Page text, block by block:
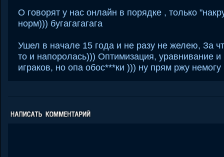
О говорят у нас онлайн в порядке , только
норм))) бугагагагага
Ушел в начале 15 года и не разу не желею, За
то и напоролась))) Оптимизация, уравнивание
играков, но опа обос***ки ))) ну прям ржу немогу